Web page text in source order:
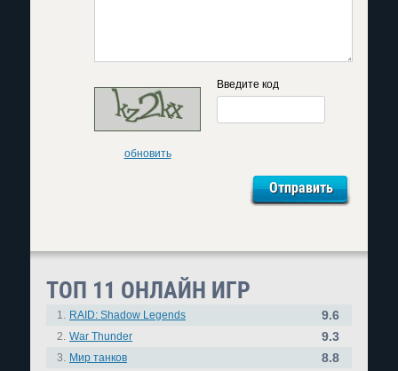
обновить
Введите код
ТОП 11 ОНЛАЙН ИГР
1. RAID: Shadow Legends 9.6
2. War Thunder 9.3
3. Мир танков 8.8